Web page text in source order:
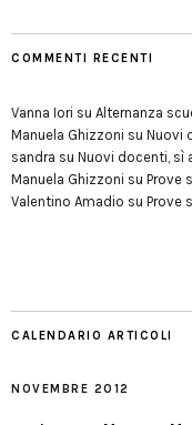
COMMENTI RECENTI
Vanna Iori su Alternanza
Manuela Ghizzoni su Nuovi
sandra su Nuovi docenti, sì
Manuela Ghizzoni su Prove
Valentino Amadio su Prove
CALENDARIO ARTICOLI
NOVEMBRE 2012